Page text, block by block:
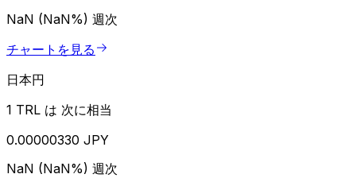
NaN (NaN%) 週次
チャートを見る
日本円
1 TRL は 次に相当
0.00000330 JPY
NaN (NaN%) 週次